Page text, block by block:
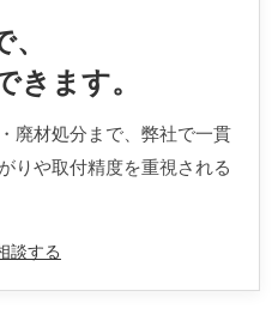
きます。
廃材処分まで、弊社で一貫
りや取付精度を重視される
談する